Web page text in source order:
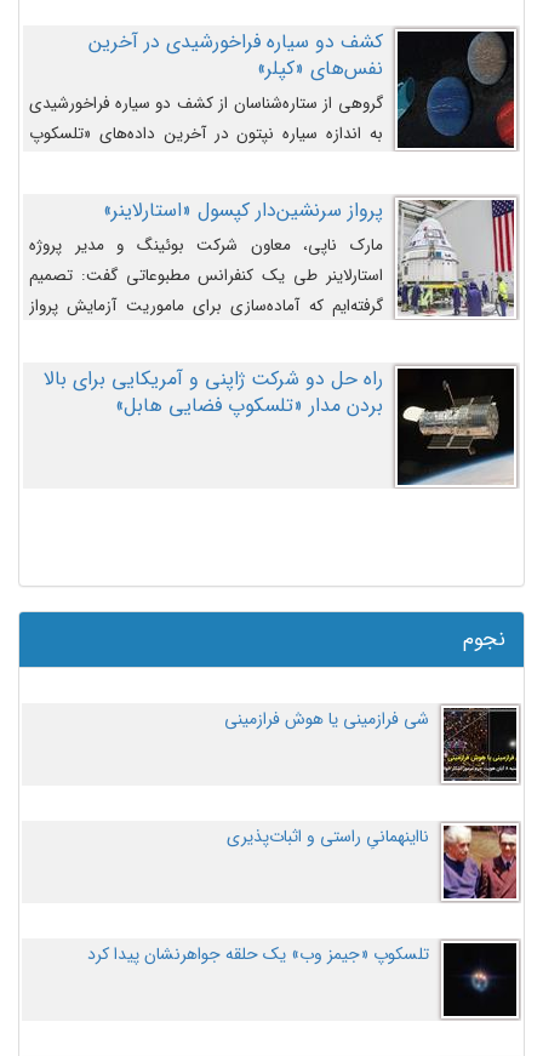
کشف دو سیاره فراخورشیدی در آخرین
نفس‌های «کپلر»
گروهی از ستاره‌شناسان از کشف دو سیاره فراخورشیدی
به اندازه سیاره نپتون در آخرین داده‌های «تلسکوپ
پرواز سرنشین‌دار کپسول «استارلاینر»
مارک ناپی، معاون شرکت بوئینگ و مدیر پروژه
استارلاینر طی یک کنفرانس مطبوعاتی گفت: تصمیم
گرفته‌ایم که آماده‌سازی برای ماموریت آزمایش پرواز
اصلاح کنیم.
راه حل دو شرکت ژاپنی و آمریکایی برای بالا
بردن مدار «تلسکوپ فضایی هابل»
نجوم
شی فرازمینی یا هوش فرازمینی
نااینهمانیِ راستی و اثبات‌پذیری
تلسکوپ «جیمز وب» یک حلقه جواهرنشان پیدا کرد